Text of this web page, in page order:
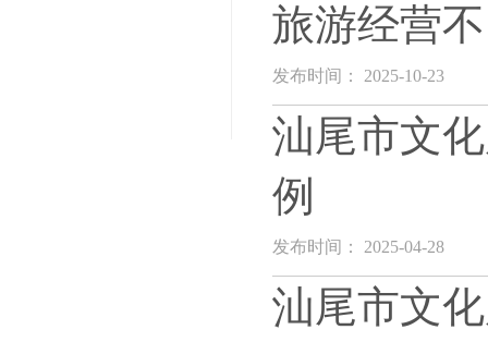
旅游经营
发布时间： 2025-10-23
汕尾市文
例
发布时间： 2025-04-28
汕尾市文